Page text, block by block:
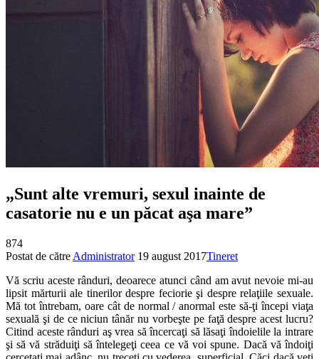
„Sunt alte vremuri, sexul inainte de
casatorie nu e un păcat aşa mare”
874
Postat de către Administrator 19 august 2017Tineret
Vă scriu aceste rânduri, deoarece atunci când am avut nevoie mi-au
lipsit mărturii ale tinerilor despre feciorie şi despre relaţiile sexuale.
Mă tot întrebam, oare cât de normal / anormal este să-ţi începi viaţa
sexuală şi de ce niciun tânăr nu vorbeşte pe faţă despre acest lucru?
Citind aceste rânduri aş vrea să încercaţi să lăsaţi îndoielile la intrare
şi să vă străduiţi să întelegeţi ceea ce vă voi spune. Dacă vă îndoiţi